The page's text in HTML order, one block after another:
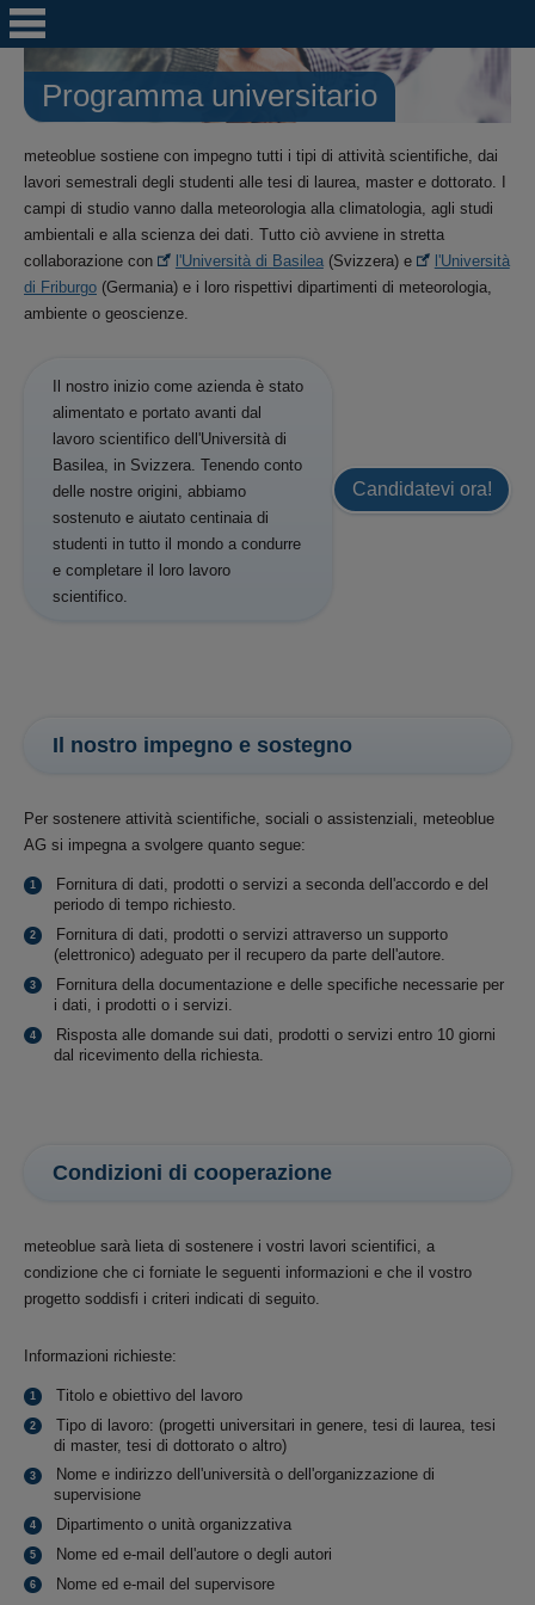
Programma universitario
meteoblue sostiene con impegno tutti i tipi di attività scientifiche, dai
lavori semestrali degli studenti alle tesi di laurea, master e dottorato. I
campi di studio vanno dalla meteorologia alla climatologia, agli studi
ambientali e alla scienza dei dati. Tutto ciò avviene in stretta
collaborazione con
l'Università di Basilea(Svizzera) e
l'Università
di Friburgo (Germania) e i loro rispettivi dipartimenti di meteorologia,
ambiente o geoscienze.
Candidatevi ora!
Il nostro inizio come azienda è stato
alimentato e portato avanti dal
lavoro scientifico dell'Università di
Basilea, in Svizzera. Tenendo conto
delle nostre origini, abbiamo
sostenuto e aiutato centinaia di
studenti in tutto il mondo a condurre
e completare il loro lavoro
scientifico.
Il nostro impegno e sostegno
Per sostenere attività scientifiche, sociali o assistenziali, meteoblue
AG si impegna a svolgere quanto segue:
Fornitura di dati, prodotti o servizi a seconda dell'accordo e del
periodo di tempo richiesto.
Fornitura di dati, prodotti o servizi attraverso un supporto
(elettronico) adeguato per il recupero da parte dell'autore.
Fornitura della documentazione e delle specifiche necessarie per
i dati, i prodotti o i servizi.
Risposta alle domande sui dati, prodotti o servizi entro 10 giorni
dal ricevimento della richiesta.
Condizioni di cooperazione
meteoblue sarà lieta di sostenere i vostri lavori scientifici, a
condizione che ci forniate le seguenti informazioni e che il vostro
progetto soddisfi i criteri indicati di seguito.
Informazioni richieste:
Titolo e obiettivo del lavoro
Tipo di lavoro: (progetti universitari in genere, tesi di laurea, tesi
di master, tesi di dottorato o altro)
Nome e indirizzo dell'università o dell'organizzazione di
supervisione
Dipartimento o unità organizzativa
Nome ed e-mail dell'autore o degli autori
Nome ed e-mail del supervisore